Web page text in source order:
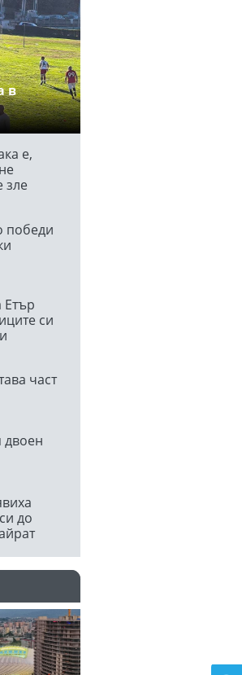
в
е,
зле
на
победи
си
част
двоен
до